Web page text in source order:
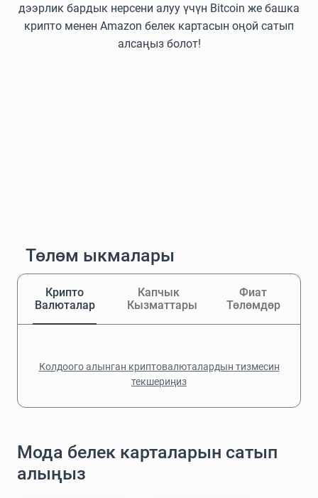
дээрлик бардык нерсени алуу үчүн Bitcoin же башка
крипто менен Amazon белек картасын оңой сатып
алсаңыз болот!
Төлөм ыкмалары
Крипто
Валюталар
Капчык
Кызматтары
Фиат
Төлөмдөр
Колдоого алынган криптовалюталардын тизмесин
текшериңиз
Мода белек карталарын сатып
алыңыз